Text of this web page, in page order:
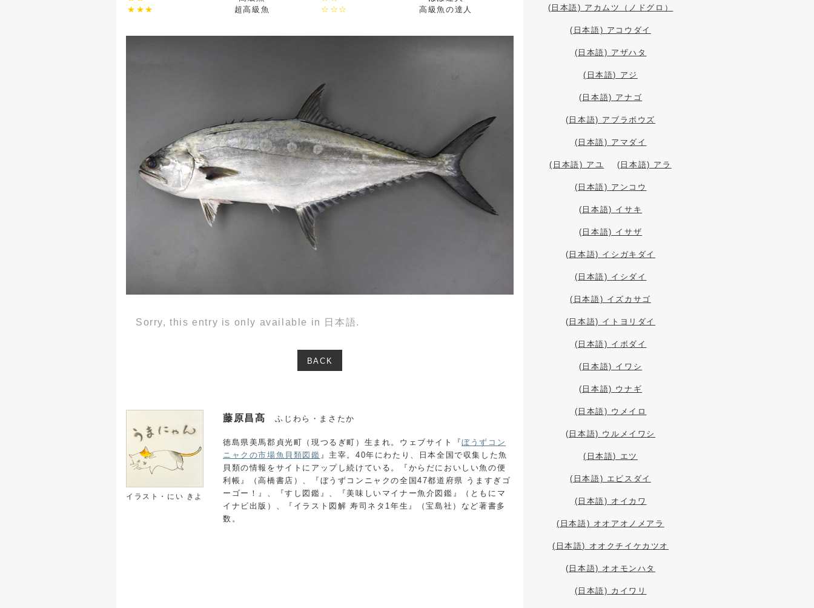
★★★
超高級魚
☆☆☆
高級魚の達人
Sorry, this entry is only available in 日本語.
BACK
イラスト・にい きよ
藤原昌髙 ふじわら・まさたか
徳島県美馬郡貞光町（現つるぎ町）生まれ。ウェブサイト『ぼうずコン
ニャクの市場魚貝類図鑑 』主宰。40年にわたり、日本全国で収集した魚
貝類の情報をサイトにアップし続けている。『からだにおいしい魚の便
利帳』（高橋書店）、『ぼうずコンニャクの全国47都道府県 うますぎゴ
ーゴー！』、『すし図鑑』、『美味しいマイナー魚介図鑑』（ともにマ
イナビ出版）、『イラスト図解 寿司ネタ1年生』（宝島社）など著書多
数。
(日本語) アカムツ（ノドグロ）
(日本語) アコウダイ
(日本語) アザハタ
(日本語) アジ
(日本語) アナゴ
(日本語) アブラボウズ
(日本語) アマダイ
(日本語) アユ (日本語) アラ
(日本語) アンコウ
(日本語) イサキ
(日本語) イサザ
(日本語) イシガキダイ
(日本語) イシダイ
(日本語) イズカサゴ
(日本語) イトヨリダイ
(日本語) イボダイ
(日本語) イワシ
(日本語) ウナギ
(日本語) ウメイロ
(日本語) ウルメイワシ
(日本語) エツ
(日本語) エビスダイ
(日本語) オイカワ
(日本語) オオアオノメアラ
(日本語) オオクチイケカツオ
(日本語) オオモンハタ
(日本語) カイワリ